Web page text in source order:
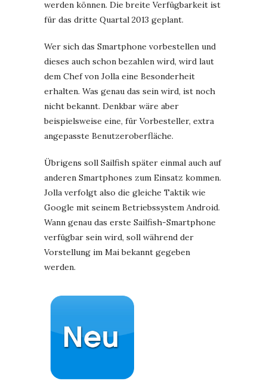
werden können. Die breite Verfügbarkeit ist
für das dritte Quartal 2013 geplant.
Wer sich das Smartphone vorbestellen und
dieses auch schon bezahlen wird, wird laut
dem Chef von Jolla eine Besonderheit
erhalten. Was genau das sein wird, ist noch
nicht bekannt. Denkbar wäre aber
beispielsweise eine, für Vorbesteller, extra
angepasste Benutzeroberfläche.
Übrigens soll Sailfish später einmal auch auf
anderen Smartphones zum Einsatz kommen.
Jolla verfolgt also die gleiche Taktik wie
Google mit seinem Betriebssystem Android.
Wann genau das erste Sailfish-Smartphone
verfügbar sein wird, soll während der
Vorstellung im Mai bekannt gegeben
werden.